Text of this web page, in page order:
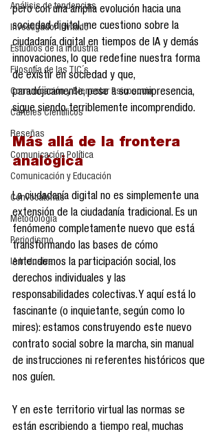
Análisis de tendencias
Investigador Invitado
Estudios de la industria
Filosofía de las TIC´s
Comunicación y Bienestar Psicosocia
Carteles Científicos
Reseñas
Comunicación Política
Comunicación y Educación
Convocatorias
Metodología
Periodismo
IA Inclusiva
pero con una amplia evolución hacia una
sociedad digital, me cuestiono sobre la
ciudadanía digital en tiempos de IA y demás
innovaciones, lo que redefine nuestra forma
de existir en sociedad y que,
paradójicamente, pese a su omnipresencia,
sigue siendo terriblemente incomprendido.
Más allá de la frontera
analógica
La ciudadanía digital no es simplemente una
extensión de la ciudadanía tradicional. Es un
fenómeno completamente nuevo que está
transformando las bases de cómo
entendemos la participación social, los
derechos individuales y las
responsabilidades colectivas. Y aquí está lo
fascinante (o inquietante, según como lo
mires): estamos construyendo este nuevo
contrato social sobre la marcha, sin manual
de instrucciones ni referentes históricos que
nos guíen.
Y en este territorio virtual las normas se
están escribiendo a tiempo real, muchas